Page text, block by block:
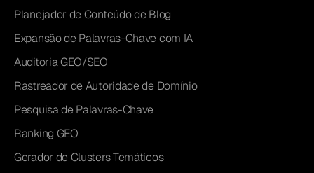
Planejador de Conteúdo de Blog
Expansão de Palavras-Chave com IA
Auditoria GEO/SEO
Rastreador de Autoridade de Domínio
Pesquisa de Palavras-Chave
Ranking GEO
Gerador de Clusters Temáticos